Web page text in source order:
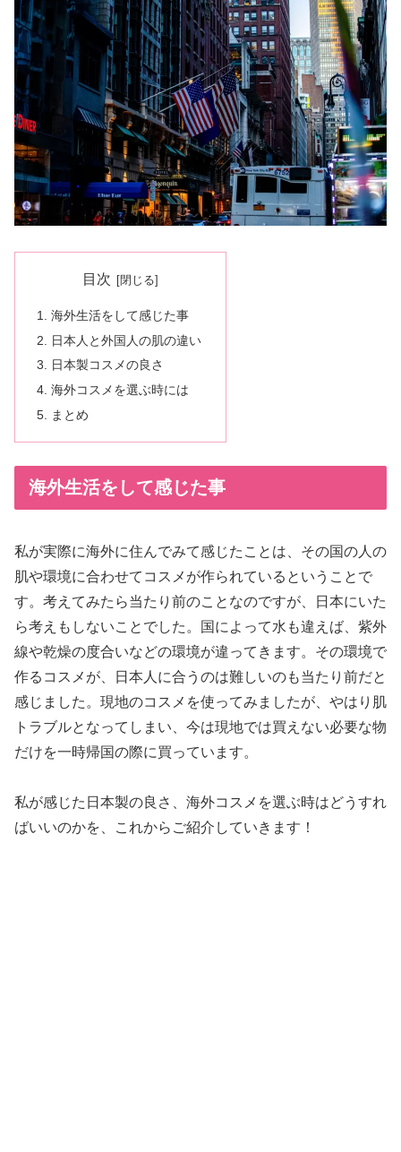
目次
海外生活をして感じた事
日本人と外国人の肌の違い
日本製コスメの良さ
海外コスメを選ぶ時には
まとめ
海外生活をして感じた事
私が実際に海外に住んでみて感じたことは、その国の人の
肌や環境に合わせてコスメが作られているということで
す。考えてみたら当たり前のことなのですが、日本にいた
ら考えもしないことでした。国によって水も違えば、紫外
線や乾燥の度合いなどの環境が違ってきます。その環境で
作るコスメが、日本人に合うのは難しいのも当たり前だと
感じました。現地のコスメを使ってみましたが、やはり肌
トラブルとなってしまい、今は現地では買えない必要な物
だけを一時帰国の際に買っています。
私が感じた日本製の良さ、海外コスメを選ぶ時はどうすれ
ばいいのかを、これからご紹介していきます！